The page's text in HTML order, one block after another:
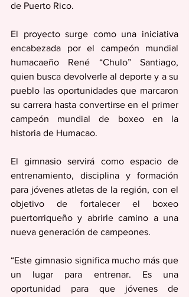
de Puerto Rico.
El proyecto surge como una iniciativa
encabezada por el campeón mundial
humacaeño René “Chulo” Santiago,
quien busca devolverle al deporte y a su
pueblo las oportunidades que marcaron
su carrera hasta convertirse en el primer
campeón mundial de boxeo en la
historia de Humacao.
El gimnasio servirá como espacio de
entrenamiento, disciplina y formación
para jóvenes atletas de la región, con el
objetivo de fortalecer el boxeo
puertorriqueño y abrirle camino a una
nueva generación de campeones.
“Este gimnasio significa mucho más que
un lugar para entrenar. Es una
oportunidad para que jóvenes de